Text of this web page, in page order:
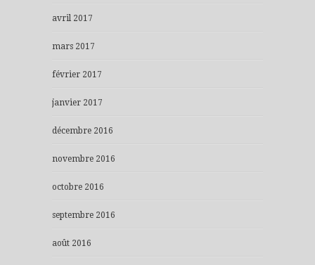
avril 2017
mars 2017
février 2017
janvier 2017
décembre 2016
novembre 2016
octobre 2016
septembre 2016
août 2016